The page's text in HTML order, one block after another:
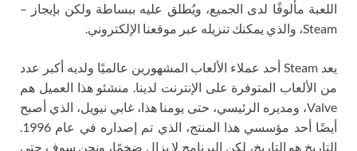
اللعبة مألوفًا لدى الجميع، ويُطلق عليه ببساطة ولكن بإيجاز –
Steam، والذي يمكنك تنزيله عبر موقعنا الإلكتروني.
يعد Steam أحد عملاء الألعاب المشهورين عالميًا ولديه أكبر عدد
من الألعاب المتوفرة على الإنترنت لدينا. منشئو هذا العميل هم
Valve، ومديره الرئيسي، حتى يومنا هذا، غابي نيويل، الذي أصبح
أيضًا أحد مؤسسي هذا المنتج، الذي تم إصداره في عام 1996.
التاريخ هو التاريخ، لكن البرنامج لا يزال ضخمًا، ونحن سوف حتى